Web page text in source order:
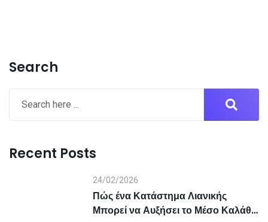
Search
Recent Posts
24/02/2026
Πώς ένα Κατάστημα Λιανικής
Μπορεί να Αυξήσει το Μέσο Καλάθι